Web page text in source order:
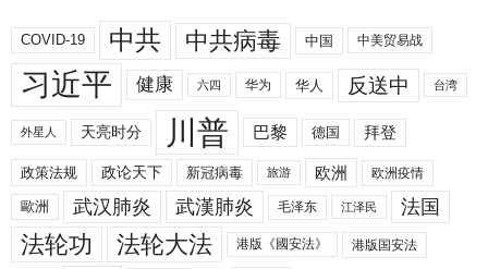
COVID-19 中共 中共病毒 中国 中美贸易战
习近平 健康 六四 华为 华人 反送中 台湾
外星人 天亮时分 川普 巴黎 德国 拜登
政策法规 政论天下 新冠病毒 旅游 欧洲 欧洲疫情
歐洲 武汉肺炎 武漢肺炎 毛泽东 江泽民 法国
法轮功 法轮大法 港版《國安法》 港版国安法